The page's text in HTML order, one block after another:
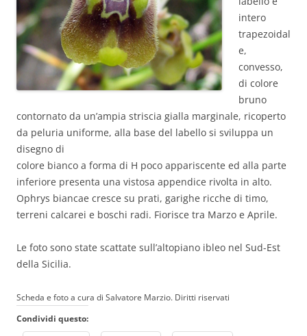
intero
trapezoidal
e,
convesso,
di colore
bruno
contornato da un’ampia striscia gialla marginale, ricoperto
da peluria uniforme, alla base del labello si sviluppa un
disegno di
colore bianco a forma di H poco appariscente ed alla parte
inferiore presenta una vistosa appendice rivolta in alto.
Ophrys biancae cresce su prati, garighe ricche di timo,
terreni calcarei e boschi radi. Fiorisce tra Marzo e Aprile.
Le foto sono state scattate sull’altopiano ibleo nel Sud-Est
della Sicilia.
Scheda e foto a cura di Salvatore Marzio. Diritti riservati
Condividi questo: